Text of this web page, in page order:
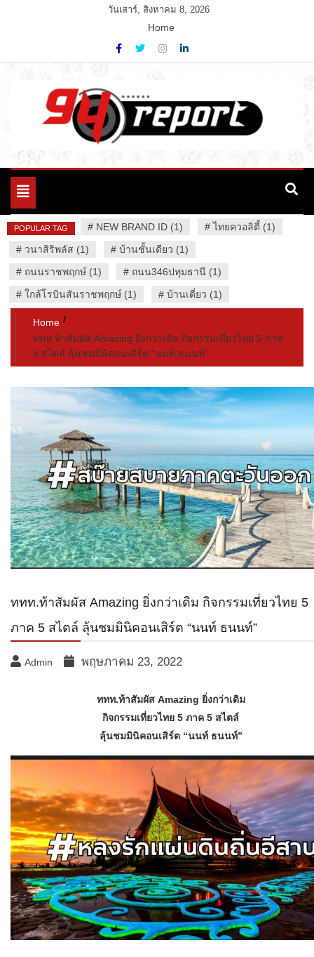
วันเสาร์, สิงหาคม 8, 2026
Home
94 Report.com
Variety News
Toggle
POPULAR TAG # NEW BRAND ID (1) #ไทยควอลิตี้ (1)
# วนาสิริพลัส (1) # บ้านชั้นเดียว (1)
# ถนนราชพฤกษ์ (1) # ถนน346ปทุมธานี (1)
# ใกล้โรบินสันราชพฤกษ์ (1) # บ้านเดี่ยว (1)
Home
ททท.ท้าสัมผัส Amazing ยิ่งกว่าเดิม กิจกรรมเที่ยวไทย 5 ภาค
5 สไตล์ ลุ้นชมมินิคอนเสิร์ต “นนท์ ธนนท์”
ททท.ท้าสัมผัส Amazing ยิ่งกว่าเดิม กิจกรรมเที่ยวไทย 5
ภาค 5 สไตล์ ลุ้นชมมินิคอนเสิร์ต “นนท์ ธนนท์”
Admin พฤษภาคม 23, 2022
ททท.ท้าสัมผัส Amazing ยิ่งกว่าเดิม
กิจกรรมเที่ยวไทย 5 ภาค 5 สไตล์
ลุ้นชมมินิคอนเสิร์ต “นนท์ ธนนท์”